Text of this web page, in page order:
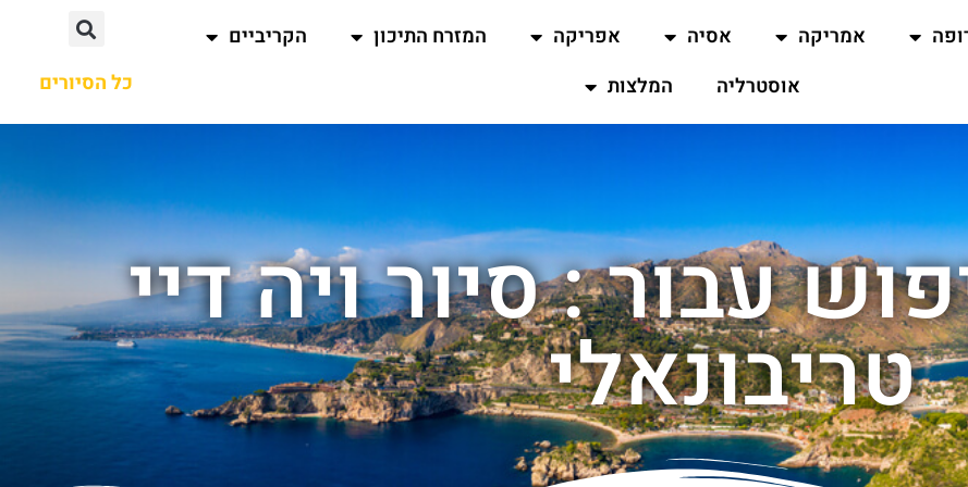
אמריקה אסיה אפריקה המזרח התיכון
הקריביים
אוסטרליה
המלצות כל הסיורים
עבור : סיור ויה דיי
טריבונאלי